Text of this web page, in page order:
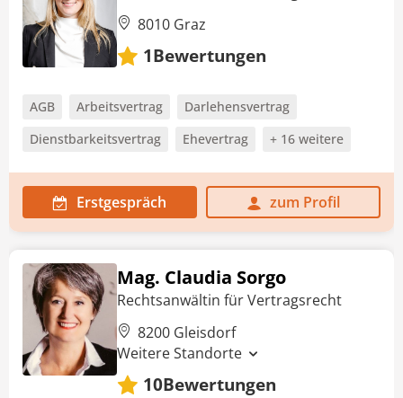
8010 Graz
1Bewertungen
AGB Arbeitsvertrag
Darlehensvertrag
Dienstbarkeitsvertrag
Ehevertrag + 16 weitere
Erstgespräch zum Profil
Mag. Claudia Sorgo
Rechtsanwältin für Vertragsrecht
8200 Gleisdorf
Weitere Standorte
10Bewertungen